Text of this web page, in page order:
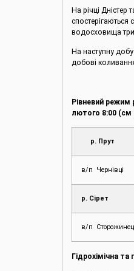
На річці Дністер
спостерігаються
водосховища
На наступну добу
добові
Рівневий режим
лютого 8:00 (см
р. Прут
в/п Чернівці
р. Сірет
в/п
Гідрохімічна та